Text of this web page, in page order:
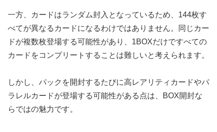
一方、カードはランダム封入となっているため、144枚す
べてが異なるカードになるわけではありません。同じカー
ドが複数枚登場する可能性があり、1BOXだけですべての
カードをコンプリートすることは難しいと考えられます。
しかし、パックを開封するたびに高レアリティカードやパ
ラレルカードが登場する可能性がある点は、BOX開封な
らではの魅力です。